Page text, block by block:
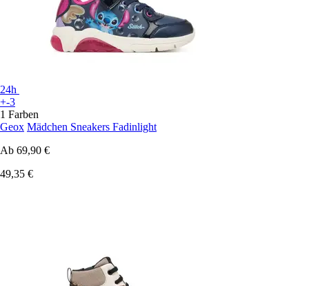
24h
+-3
1 Farben
Geox Mädchen Sneakers Fadinlight
Ab 69,90 €
49,35 €